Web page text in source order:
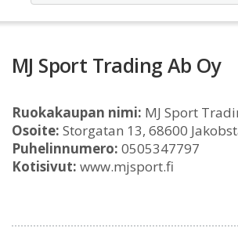
MJ Sport Trading Ab Oy
Ruokakaupan nimi: MJ Sport
Osoite: Storgatan 13, 68600
Puhelinnumero: 0505347797
Kotisivut: www.mjsport.fi